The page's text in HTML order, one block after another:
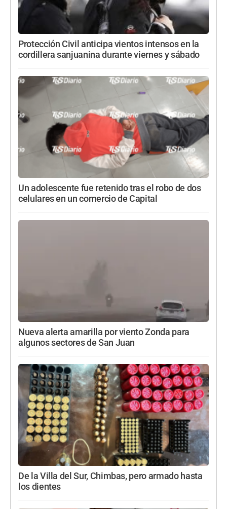
Protección Civil anticipa vientos intensos en la
cordillera sanjuanina durante viernes y sábado
Un adolescente fue retenido tras el robo de dos
celulares en un comercio de Capital
Nueva alerta amarilla por viento Zonda para
algunos sectores de San Juan
De la Villa del Sur, Chimbas, pero armado hasta
los dientes